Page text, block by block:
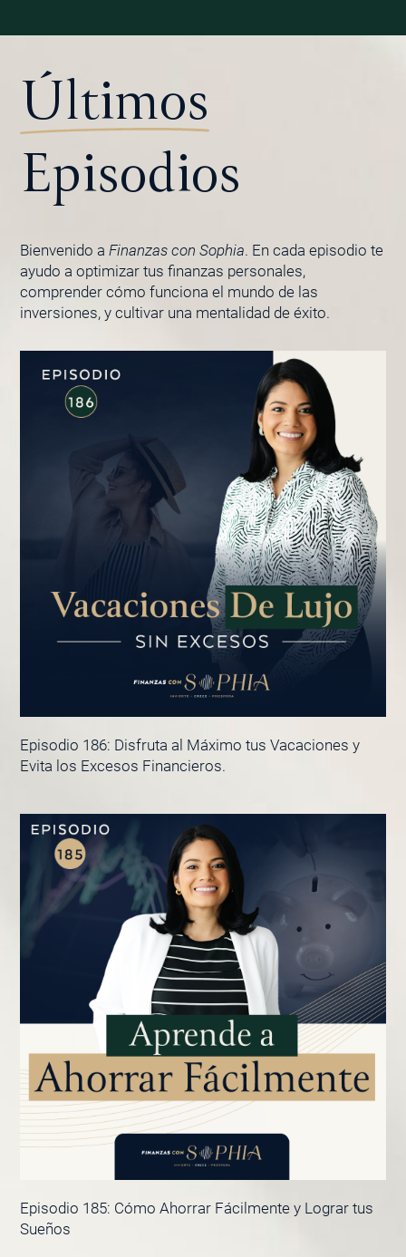
Últimos
Episodios
Bienvenido a Finanzas con Sophia. En cada episodio te
ayudo a optimizar tus finanzas personales,
comprender cómo funciona el mundo de las
inversiones, y cultivar una mentalidad de éxito.
Episodio 186: Disfruta al Máximo tus Vacaciones y
Evita los Excesos Financieros.
Episodio 185: Cómo Ahorrar Fácilmente y Lograr tus
Sueños
PÁGINA
PÁGINA
PÁGINA